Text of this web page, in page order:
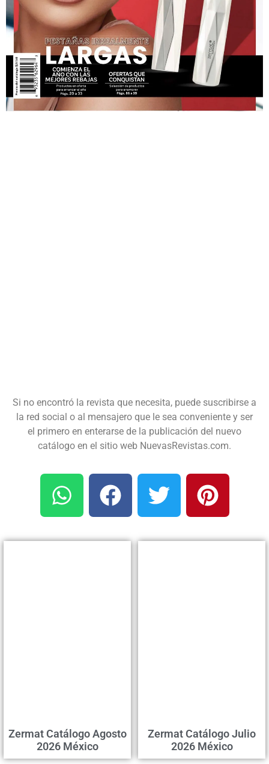
Si no encontró la revista que necesita, puede suscribirse a
la red social o al mensajero que le sea conveniente y ser
el primero en enterarse de la publicación del nuevo
catálogo en el sitio web NuevasRevistas.com.
Zermat Catálogo Agosto
2026 México
Zermat Catálogo Julio
2026 México